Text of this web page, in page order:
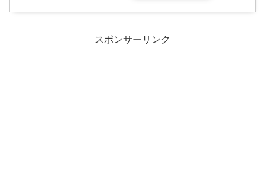
スポンサーリンク